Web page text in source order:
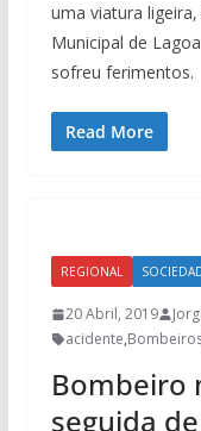
uma viatura
Municipal de
sofreu ferimentos.
Read More
REGIONAL
20 Abril, 2019
acidente,
Bombeiro
seguida